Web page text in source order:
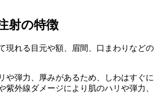
射の特徴
現れる目元や額、眉間、口まわりなどの
や弾力、厚みがあるため、しわはすぐに
紫外線ダメージにより肌のハリや弾力、